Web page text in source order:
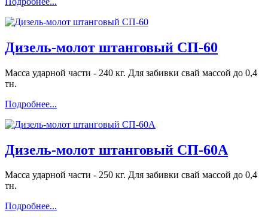
Дизель-молот штанговый СП-60
Масса ударной части - 240 кг. Для забивки свай массой до 0,4
тн.
Подробнее...
Дизель-молот штанговый СП-60А
Масса ударной части - 250 кг. Для забивки свай массой до 0,4
тн.
Подробнее...